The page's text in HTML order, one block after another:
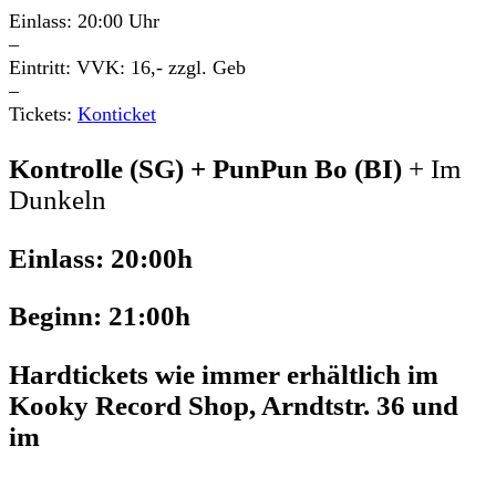
Einlass: 20:00 Uhr
–
Eintritt: VVK: 16,- zzgl. Geb
–
Tickets: Konticket
Kontrolle (SG) + PunPun Bo (BI) + Im
Dunkeln
Einlass: 20:00h
Beginn: 21:00h
Hardtickets wie immer erhältlich im
Kooky Record Shop, Arndtstr. 36 und
im